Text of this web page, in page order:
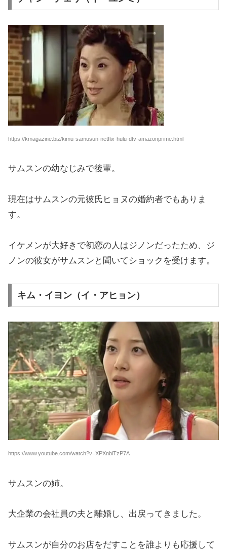
https://kmagazine.biz/kimu-samusun-netflix-hulu-dtv-amazonprime.html
サムスンの幼なじみで後輩。
現在はサムスンの元彼氏ヒョヌの婚約者でもありま
す。
イケメンが大好きで初恋の人はジノンだったため、ジ
ノンの彼女がサムスンと聞いてショックを受けます。
キム・イヨン（イ・アヒョン）
https://www.youtube.com/watch?v=XPXnbiTzP7A
サムスンの姉。
大企業の会社員の夫と離婚し、出戻ってきました。
サムスンが自分のお店をだすことを誰よりも応援して